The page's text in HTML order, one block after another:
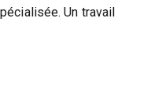
Un travail